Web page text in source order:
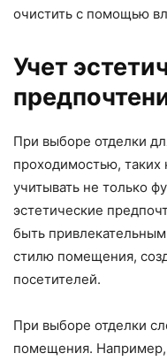
очистить с помощью
Учет
При выборе отделки
проходимостью,
учитывать не только
эстетические
быть
стилю помещения,
посетителей.
При выборе отделки
помещения. Например,